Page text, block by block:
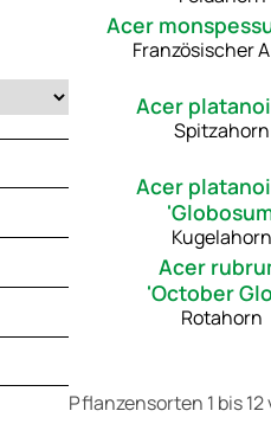
Acer
Französischer
Acer
Spitzahorn
Acer
Kugelahorn
Acer
'October
Rotahorn
Pflanzensorten 1 bis 12